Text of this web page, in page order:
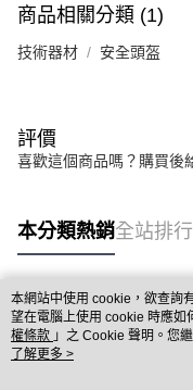
商品相關分類 (1)
技術器材 安全頭盔
評價
喜歡這個商品嗎？購買後
本分類熱銷全站排行
熱門標籤
本網站中使用 cookie，欲查詢
望在電腦上使用 cookie 時應如
權條款 」之 Cookie 聲明。您
用條款之 Cookie 聲明使用
了解更多 >